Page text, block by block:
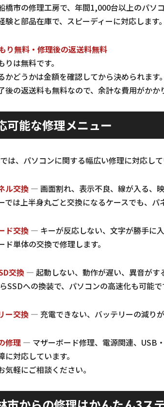
橋市の修理工房で、年間1,000台以上のパソ
験と部品在庫で、スピーディーに対応します。
り無料・修理後の返送料無料
りは無料です。
かどうかは金額を確認してから決められます。
後の返送料も無料なので、余計な費用がかか
可能な修理メニュー
は、パソコンに関する幅広い修理に対応して
ル交換 — 画面割れ、表示不良、線が入る、
では上半身丸ごと交換になるケースでも、パ
ド交換 — キーが反応しない、文字が勝手に
ド単体の交換で修理します。
交換 — 起動しない、動作が遅い、異音がす
SSDへの換装で、パソコンの高速化も可能で
ー交換 — 充電できない、バッテリーの減り
修理 — マザーボード修理、電源関連、USB
に対応しています。
気軽にご相談ください。